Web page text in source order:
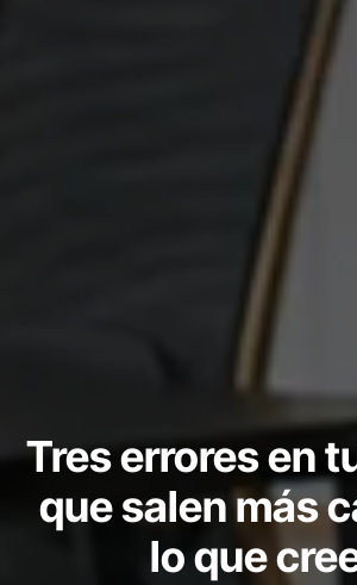
Tres errores en
que salen más
lo que